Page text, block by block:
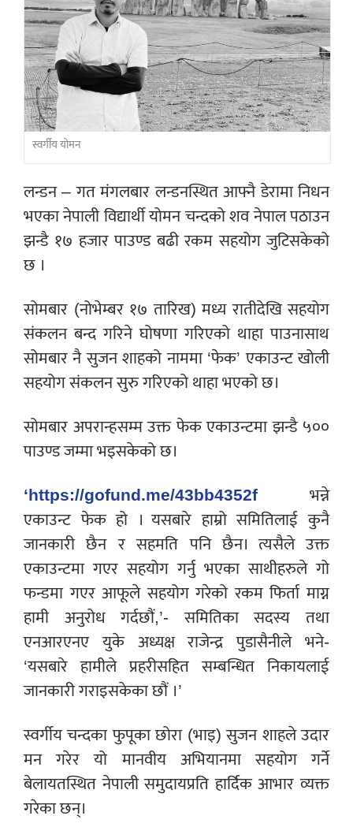
स्वर्गीय योमन
लन्डन – गत मंगलबार लन्डनस्थित आफ्नै डेरामा निधन
भएका नेपाली विद्यार्थी योमन चन्दको शव नेपाल पठाउन
झन्डै १७ हजार पाउण्ड बढी रकम सहयोग जुटिसकेको
छ ।
सोमबार (नोभेम्बर १७ तारिख) मध्य रातीदेखि सहयोग
संकलन बन्द गरिने घोषणा गरिएको थाहा पाउनासाथ
सोमबार नै सुजन शाहको नाममा ‘फेक’ एकाउन्ट खोली
सहयोग संकलन सुरु गरिएको थाहा भएको छ।
सोमबार अपरान्हसम्म उक्त फेक एकाउन्टमा झन्डै ५००
पाउण्ड जम्मा भइसकेको छ।
‘https://gofund.me/43bb4352f भन्ने
एकाउन्ट फेक हो । यसबारे हाम्रो समितिलाई कुनै
जानकारी छैन र सहमति पनि छैन। त्यसैले उक्त
एकाउन्टमा गएर सहयोग गर्नु भएका साथीहरुले गो
फन्डमा गएर आफूले सहयोग गरेको रकम फिर्ता माग्न
हामी अनुरोध गर्दछौं,’- समितिका सदस्य तथा
एनआरएनए युके अध्यक्ष राजेन्द्र पुडासैनीले भने-
‘यसबारे हामीले प्रहरीसहित सम्बन्धित निकायलाई
जानकारी गराइसकेका छौं ।’
स्वर्गीय चन्दका फुपूका छोरा (भाइ) सुजन शाहले उदार
मन गरेर यो मानवीय अभियानमा सहयोग गर्ने
बेलायतस्थित नेपाली समुदायप्रति हार्दिक आभार व्यक्त
गरेका छन्।